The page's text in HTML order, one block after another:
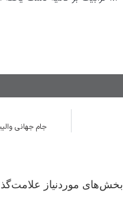
جام جهانی
بخش‌های موردنیاز